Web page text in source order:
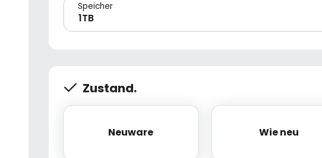
Speicher
1TB
Zustand.
Neuware
Neuware Wie neu
Wie neu